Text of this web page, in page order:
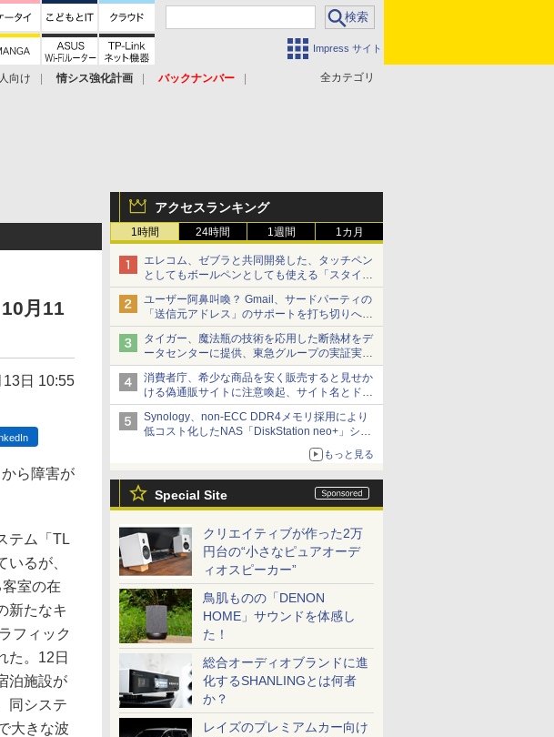
Impress サイト
全カテゴリ
向け 情シス強化計画
バックナンバー
アクセスランキング
1時間 24時間 1週間 1カ月
エレコム、ゼブラと共同開発した、タッチペン
としてもボールペンとしても使える「スタイラ
スツーウェイ」発売 iPadにも紙にも、持ち替
えずに書き込める
ユーザー阿鼻叫喚？ Gmail、サードパーティの
「送信元アドレス」のサポートを打ち切りへ
【やじうまWatch】
タイガー、魔法瓶の技術を応用した断熱材をデ
ータセンターに提供、東急グループの実証実験
で 「ステンレス密封真空断熱パネル TIVIP」
消費者庁、希少な商品を安く販売すると見せか
ける偽通販サイトに注意喚起、サイト名とドメ
イン名を公表
Synology、non-ECC DDR4メモリ採用により
低コスト化したNAS「DiskStation neo+」シリ
ーズ 予算を抑えて導入でき、ECCメモリへの
もっと見る
Special Site
クリエイティブが作った2万
円台の“小さなピュアオーデ
ィオスピーカー”
鳥肌ものの「DENON
HOME」サウンドを体感し
た！
総合オーディオブランドに進
化するSHANLINGとは何者
か？
レイズのプレミアムカー向け
月11
日 10:55
ら障害が
テム「TL
るが、
室の在
新たなキ
フィック
た。12日
泊施設が
同システ
大きな波